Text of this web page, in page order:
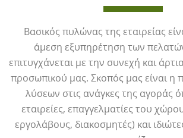
Βασικός πυλώνας της εταιρείας
άμεση εξυπηρέτηση των
επιτυγχάνεται με την συνεχή και
προσωπικού μας. Σκοπός μας είναι η
λύσεων στις ανάγκες της αγοράς
εταιρείες, επαγγελματίες του
εργολάβους, διακοσμητές) και